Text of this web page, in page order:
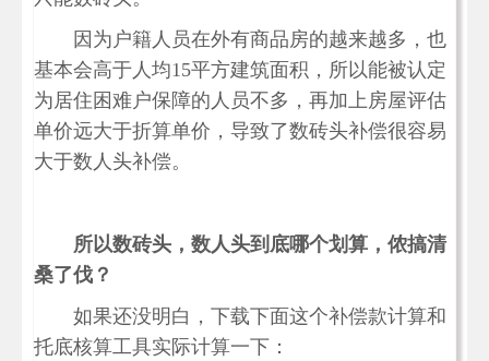
因为户籍人员在外有商品房的越来越多，也
基本会高于人均15平方建筑面积，所以能被认定
为居住困难户保障的人员不多，再加上房屋评估
单价远大于折算单价，导致了数砖头补偿很容易
大于数人头补偿。
所以数砖头，数人头到底哪个划算，侬搞清
桑了伐？
如果还没明白，下载下面这个补偿款计算和
托底核算工具实际计算一下：